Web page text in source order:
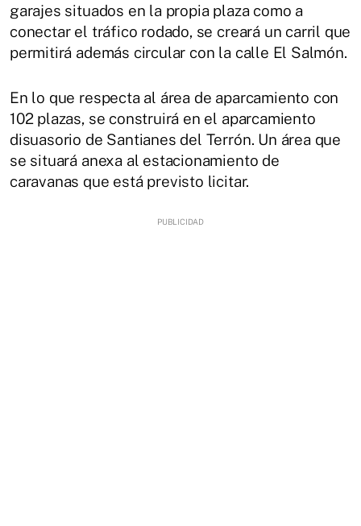
garajes situados en la propia plaza como a
conectar el tráfico rodado, se creará un carril que
permitirá además circular con la calle El Salmón.
En lo que respecta al área de aparcamiento con
102 plazas, se construirá en el aparcamiento
disuasorio de Santianes del Terrón. Un área que
se situará anexa al estacionamiento de
caravanas que está previsto licitar.